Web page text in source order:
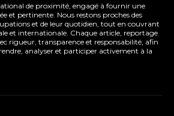
de proximité, engagé à fournir une
et pertinente. Nous restons proches des
et de leur quotidien, tout en couvrant
et internationale. Chaque article, reportage
rigueur, transparence et responsabilité, afin
analyser et participer activement à la